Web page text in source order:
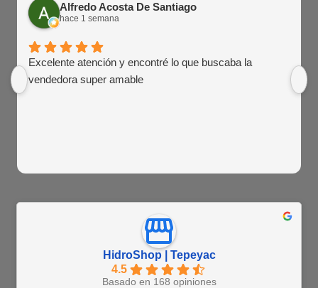
Alfredo Acosta De Santiago
hace 1 semana
Excelente atención y encontré lo que buscaba la
vendedora super amable
HidroShop | Tepeyac
4.5
Basado en 168 opiniones